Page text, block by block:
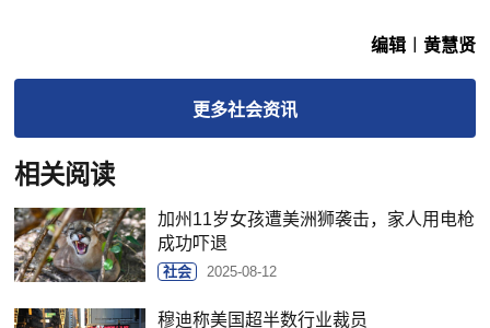
编辑︱黄慧贤
更多社会资讯
相关阅读
加州11岁女孩遭美洲狮袭击，家人用电枪
成功吓退
社会 2025-08-12
穆迪称美国超半数行业裁员